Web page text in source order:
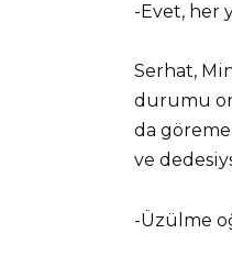
-Evet, her
Serhat,
durumu
da
ve
-Üzülme